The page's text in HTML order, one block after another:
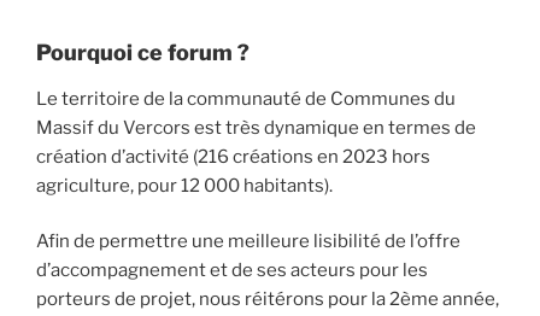
Pourquoi ce forum ?
Le territoire de la communauté de Communes du
Massif du Vercors est très dynamique en termes de
création d’activité (216 créations en 2023 hors
agriculture, pour 12 000 habitants).
Afin de permettre une meilleure lisibilité de l’offre
d’accompagnement et de ses acteurs pour les
porteurs de projet, nous réitérons pour la 2ème année,